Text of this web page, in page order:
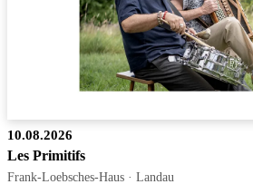
10.08.2026
Les Primitifs
Frank-Loebsches-Haus · Landau